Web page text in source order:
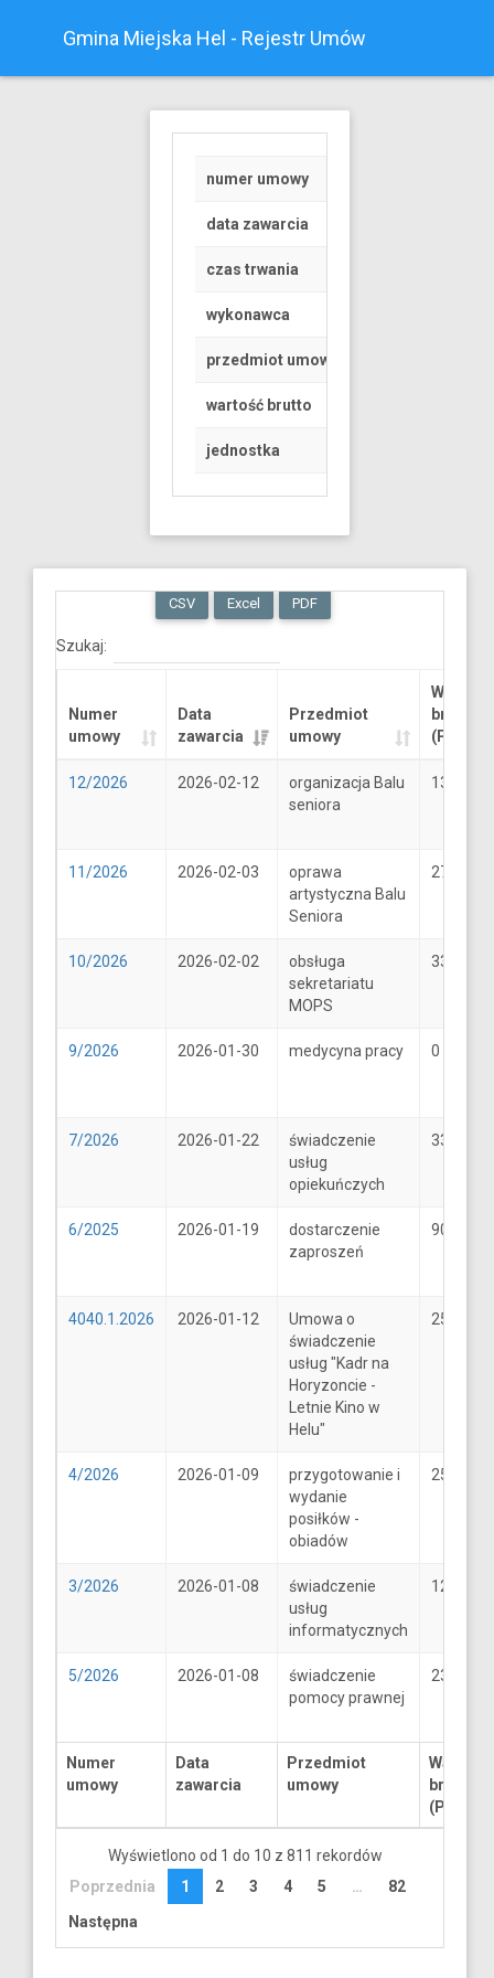
Gmina Miejska Hel - Rejestr Umów
numer umowy
data zawarcia
czas trwania
wykonawca
przedmiot umowy
wartość brutto
jednostka
CSV Excel PDF
Szukaj:
Numer
umowy
Data
zawarcia
Przedmiot
umowy
Wartość
brutto
(PLN)
Numer
umowy
Data
zawarcia
Przedmiot
umowy
Wartość
brutto
(PLN)
12/2026 2026-02-12
organizacja Balu
seniora
13289.6
11/2026 2026-02-03
oprawa
artystyczna Balu
Seniora
2706
10/2026 2026-02-02
obsługa
sekretariatu
MOPS
33
9/2026 2026-01-30 medycyna pracy 0
7/2026 2026-01-22
świadczenie
usług
opiekuńczych
33
6/2025 2026-01-19
dostarczenie
zaproszeń
900
4040.1.2026 2026-01-12
Umowa o
świadczenie
usług "Kadr na
Horyzoncie -
Letnie Kino w
Helu"
25600
4/2026 2026-01-09
przygotowanie i
wydanie
posiłków -
obiadów
25
3/2026 2026-01-08
świadczenie
usług
informatycznych
1250
5/2026 2026-01-08
świadczenie
pomocy prawnej
2300
Wyświetlono od 1 do 10 z 811 rekordów
Poprzednia
1 2 3 4 5 …
82
Następna